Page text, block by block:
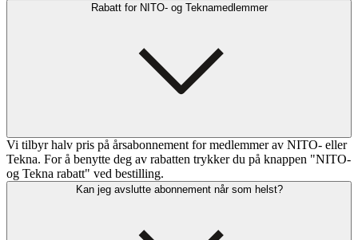
Rabatt for NITO- og Teknamedlemmer
Vi tilbyr halv pris på årsabonnement for medlemmer av NITO- eller
Tekna. For å benytte deg av rabatten trykker du på knappen "NITO-
og Tekna rabatt" ved bestilling.
Kan jeg avslutte abonnement når som helst?